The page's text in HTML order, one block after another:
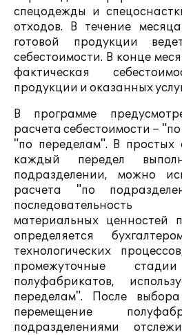
спецодежды и
отходов. В течение
готовой продукции
себестоимости. В конце
фактическая
продукции и оказанных
В программе
расчета себестоимости –
"по переделам". В простых
каждый передел
подразделении, можно
расчета "по
материальных ценностей
определяется
технологических
промежуточные
полуфабрикатов,
переделам". После
перемещение
подразделениями